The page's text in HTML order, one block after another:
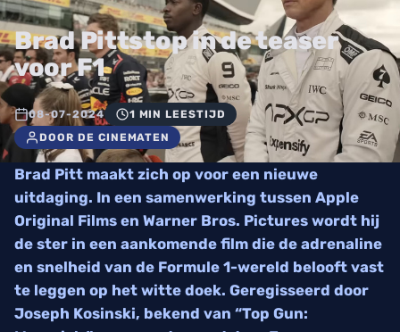
Brad Pittstop in de teaser
voor F1
08-07-2024
1 MIN LEESTIJD
DOOR DE CINEMATEN
Brad Pitt maakt zich op voor een nieuwe
uitdaging. In een samenwerking tussen Apple
Original Films en Warner Bros. Pictures wordt hij
de ster in een aankomende film die de adrenaline
en snelheid van de Formule 1-wereld belooft vast
te leggen op het witte doek. Geregisseerd door
Joseph Kosinski, bekend van “Top Gun: